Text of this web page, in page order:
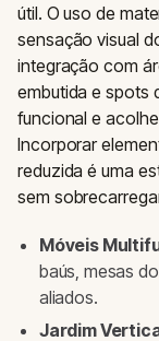
útil. O uso de
sensação visual
integração com
embutida e spots
funcional e
Incorporar
reduzida é uma
sem
Móveis
baús, mesas
aliados.
Jardim